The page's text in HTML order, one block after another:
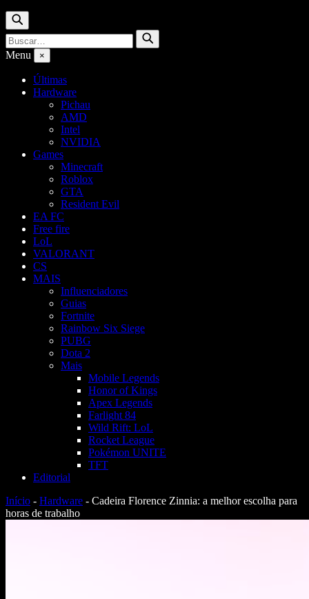
Buscar
Buscar
por:
Buscar
Menu ×
Últimas
Hardware
Pichau
AMD
Intel
NVIDIA
Games
Minecraft
Roblox
GTA
Resident Evil
EA FC
Free fire
LoL
VALORANT
CS
MAIS
Influenciadores
Guias
Fortnite
Rainbow Six Siege
PUBG
Dota 2
Mais
Mobile Legends
Honor of Kings
Apex Legends
Farlight 84
Wild Rift: LoL
Rocket League
Pokémon UNITE
TFT
Editorial
Início - Hardware - Cadeira Florence Zinnia: a melhor escolha para
horas de trabalho